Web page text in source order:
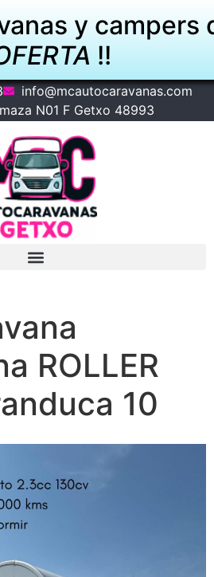
y campers
!!
VER OFERTAS
info@mcautocaravanas.com
N01 F Getxo 48993
ROLLER
10